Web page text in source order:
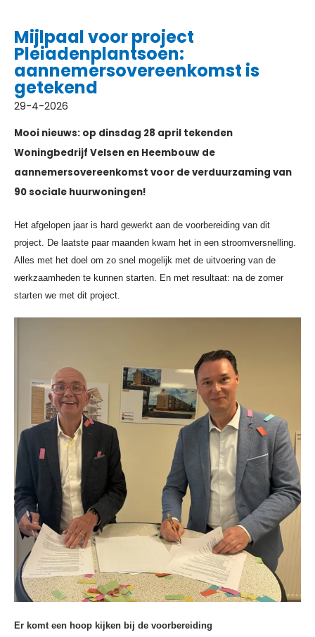
Mijlpaal voor project
Pleiadenplantsoen:
aannemersovereenkomst is
getekend
29-4-2026
Mooi nieuws: op dinsdag 28 april tekenden
Woningbedrijf Velsen en Heembouw de
aannemersovereenkomst voor de verduurzaming van
90 sociale huurwoningen!
Het afgelopen jaar is hard gewerkt aan de voorbereiding van dit
project. De laatste paar maanden kwam het in een stroomversnelling.
Alles met het doel om zo snel mogelijk met de uitvoering van de
werkzaamheden te kunnen starten. En met resultaat: na de zomer
starten we met dit project.
Er komt een hoop kijken bij de voorbereiding